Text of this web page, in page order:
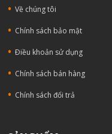
Về chúng tôi
Chính sách bảo mật
Ðiều khoản sử dụng
Chính sách bán hàng
Chính sách đổi trả